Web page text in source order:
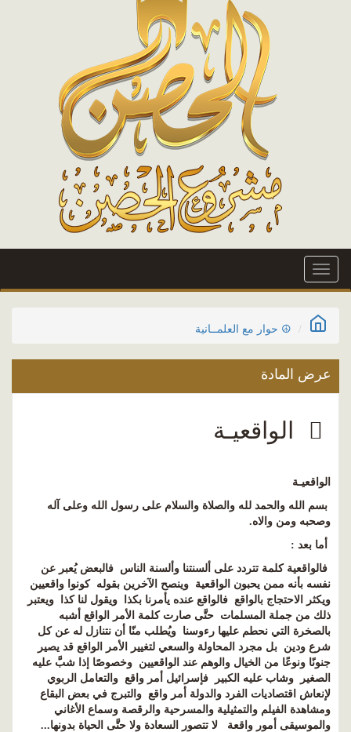
Toggle
navigation
☮ حوار مع العلمــانية
عرض المادة
الواقعيـة
الواقعيـة
بسم الله والحمد لله والصلاة والسلام على رسول الله وعلى آله
وصحبه ومن والاه.
أما بعد :
فالواقعية كلمة تتردد على ألسنتنا وألسنة الناس فالبعض يُعبر عن
نفسه بأنه ممن يحبون الواقعية وينصح الآخرين بقوله كونوا واقعيين
ويكثر الاحتجاج بالواقع فالواقع عنده يأمرنا بكذا ويقول لنا كذا ويعتبر
ذلك من جملة المسلمات حتَّى صارت كلمة الأمر الواقع أشبه
بالصخرة التي نحطم عليها رءوسنا ويُطلب منّا أن نتنازل له عن كل
شرع ودين بل مجرد المحاولة والسعي لتغيير الأمر الواقع قد يصير
جنونًا ونوعًا من الخيال والوهم عند الواقعيين وخصوصًا إذا شبَّ عليه
الصغير وشاب عليه الكبير فإسرائيل أمر واقع والتعامل الربوي
لإنعاش اقتصاديات الفرد والدولة أمر واقع والتبرج في بعض البقاع
ومشاهدة الفيلم والتمثيلية والمسرحية والرقصة وسماع الأغاني
والموسيقى أمور واقعة لا تتصور السعادة ولا حتَّى الحياة بدونها...